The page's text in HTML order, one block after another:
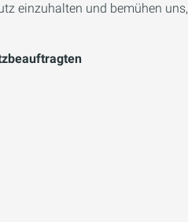
einzuhalten und bemühen